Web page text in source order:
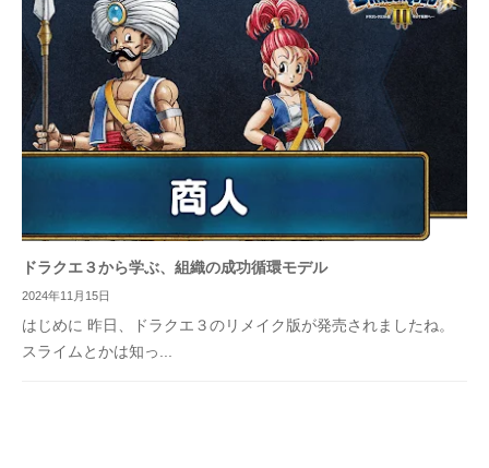
ドラクエ３から学ぶ、組織の成功循環モデル
2024年11月15日
はじめに 昨日、ドラクエ３のリメイク版が発売されましたね。
スライムとかは知っ...